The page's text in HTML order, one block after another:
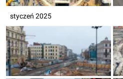
styczeń 2025